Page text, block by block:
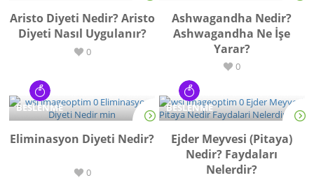
Aristo Diyeti Nedir? Aristo
Diyeti Nasıl Uygulanır?
0
Ashwagandha Nedir?
Ashwagandha Ne İşe
Yarar?
0
BESLENME
Eliminasyon Diyeti Nedir?
0
BESLENME
Ejder Meyvesi (Pitaya)
Nedir? Faydaları
Nelerdir?